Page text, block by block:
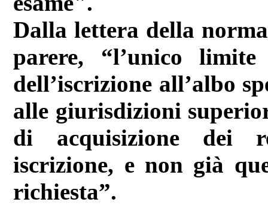
Dalla lettera della
parere, “l’unico
dell’iscrizione all’albo
alle giurisdizioni
di acquisizione dei
iscrizione, e non già
richiesta”.